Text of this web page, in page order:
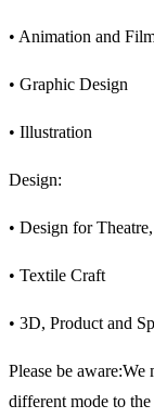
• Animation and
• Graphic Design
• Illustration
Design:
• Design for
• Textile Craft
• 3D, Product and
Please be
different mode to